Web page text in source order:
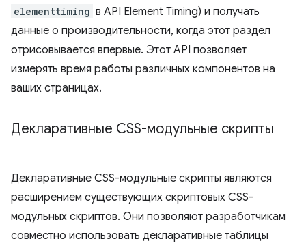
elementtiming в API Element Timing) и получать
данные о производительности, когда этот раздел
отрисовывается впервые. Этот API позволяет
измерять время работы различных компонентов на
ваших страницах.
Декларативные CSS-модульные скрипты
Декларативные CSS-модульные скрипты являются
расширением существующих скриптовых CSS-
модульных скриптов. Они позволяют разработчикам
совместно использовать декларативные таблицы